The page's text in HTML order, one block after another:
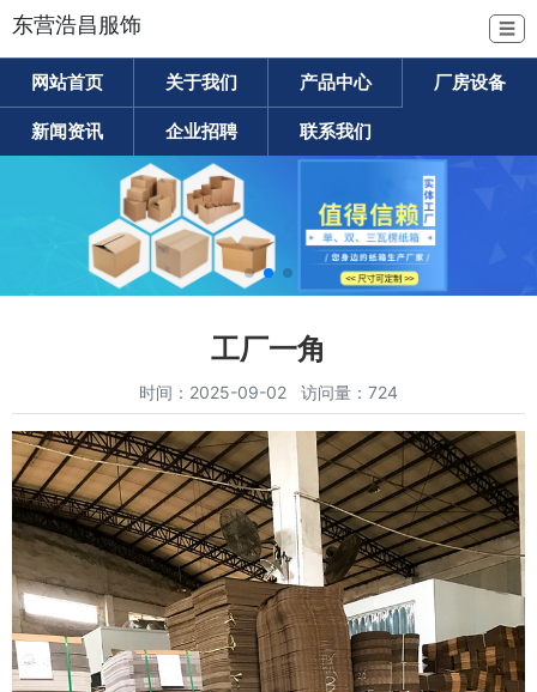
东营浩昌服饰 ☰
网站首页 关于我们 产品中心 厂房设备
新闻资讯 企业招聘 联系我们
工厂一角
时间：2025-09-02 访问量：724